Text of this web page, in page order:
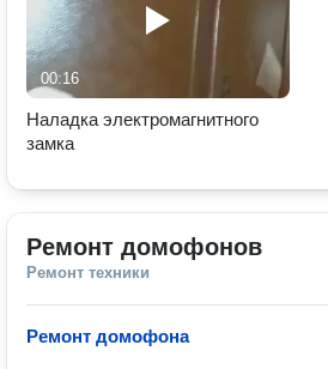
00:16
Наладка электромагнитного
замка
Ремонт домофонов
Ремонт техники
Ремонт домофона